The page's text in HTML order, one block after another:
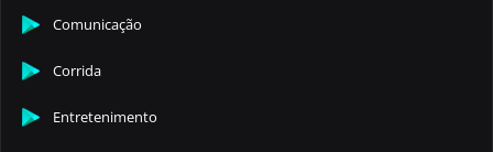
Comunicação
Corrida
Entretenimento